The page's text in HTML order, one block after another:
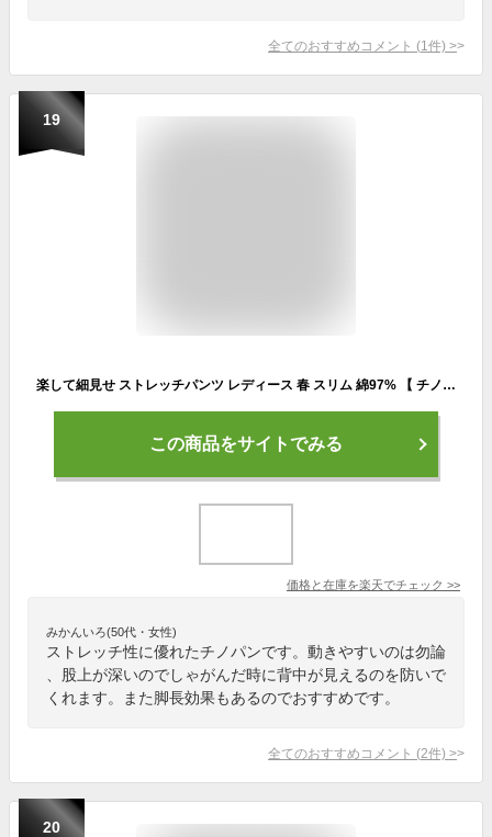
全てのおすすめコメント (1 件) >
19
楽して細見せ ストレッチパンツ レディース 春 スリム 綿97% 【 チノパン 綿 ストレッチ ゴム ウエストゴム レギンスパンツ スキニー ボトムス カジュアル 綿パン ロング 4L 大きいサイズ 黒パンツ 白パンツ ホワイト ブラック カーキ ベージュ 】
この商品をサイトでみる
価格と在庫を楽天でチェック >>
みかんいろ(50代・女性)
ストレッチ性に優れたチノパンです。動きやすいのは勿論
、股上が深いのでしゃがんだ時に背中が見えるのを防いで
くれます。また脚長効果もあるのでおすすめです。
全てのおすすめコメント (2件) >
20